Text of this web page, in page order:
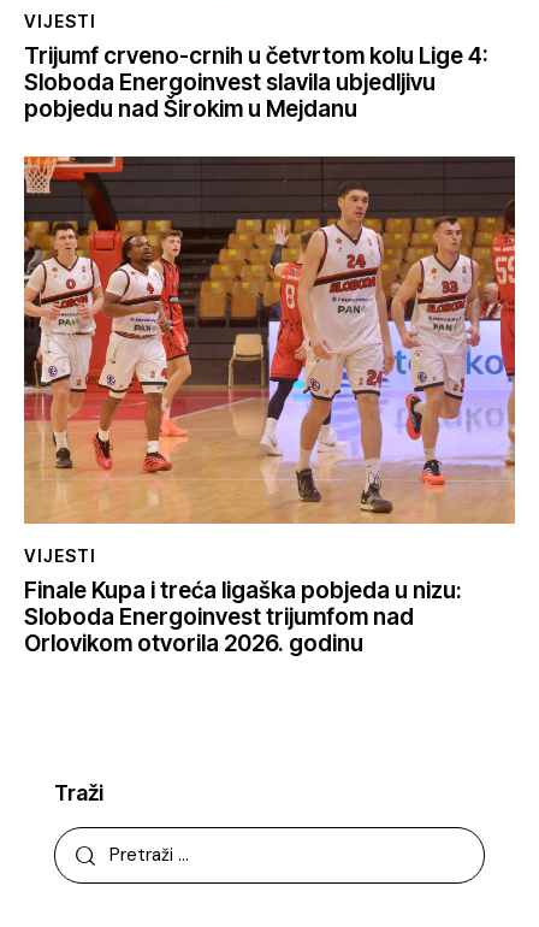
VIJESTI
Trijumf crveno-crnih u četvrtom kolu Lige 4:
Sloboda Energoinvest slavila ubjedljivu
pobjedu nad Širokim u Mejdanu
VIJESTI
Finale Kupa i treća ligaška pobjeda u nizu:
Sloboda Energoinvest trijumfom nad
Orlovikom otvorila 2026. godinu
Traži